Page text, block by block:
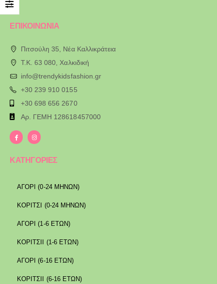
ΕΠΙΚΟΙΝΩΝΙΑ
Πιτσούλη 35, Νέα Καλλικράτεια
T.K. 63 080, Χαλκιδική
info@trendykidsfashion.gr
+30 239 910 0155
+30 698 656 2670
Αρ. ΓΕΜΗ 128618457000
ΚΑΤΗΓΟΡΙΕΣ
ΑΓΟΡΙ (0-24 ΜΗΝΩΝ)
ΚΟΡΙΤΣΙ (0-24 ΜΗΝΩΝ)
ΑΓΟΡΙ (1-6 ΕΤΩΝ)
ΚΟΡΙΤΣΙΙ (1-6 ΕΤΩΝ)
ΑΓΟΡΙ (6-16 ΕΤΩΝ)
ΚΟΡΙΤΣΙΙ (6-16 ΕΤΩΝ)